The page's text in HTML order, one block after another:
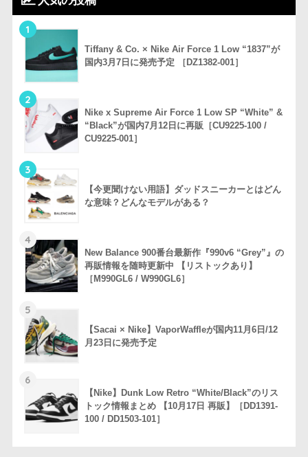
1
Tiffany & Co. × Nike Air Force 1 Low “1837”が
国内3月7日に発売予定 ［DZ1382-001］
2
Nike x Supreme Air Force 1 Low SP “White” &
“Black”が国内7月12日に再販［CU9225-100 /
CU9225-001］
3
【今更聞けない用語】ダッドスニーカーとはどん
な意味？どんなモデルがある？
4
New Balance 900番台最新作『990v6 “Grey”』の
再販情報を随時更新中 【リストックあり】
［M990GL6 / W990GL6］
5
【Sacai × Nike】VaporWaffleが国内11月6日/12
月23日に発売予定
6
【Nike】Dunk Low Retro “White/Black”のリス
トック情報まとめ 【10月17日 再販】［DD1391-
100 / DD1503-101］